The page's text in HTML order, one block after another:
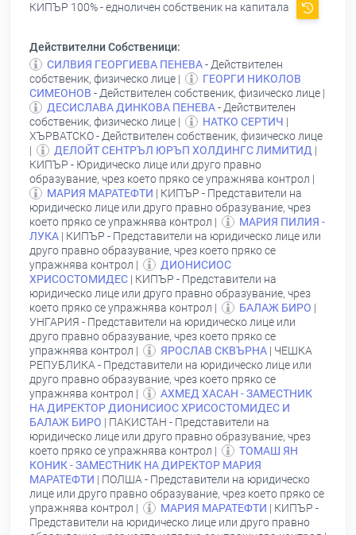
КИПЪР 100% - едноличен собственик на капитала
Действителни Собственици:
СИЛВИЯ ГЕОРГИЕВА ПЕНЕВА- Действителен
собственик, физическо лице |
ГЕОРГИ НИКОЛОВ
СИМЕОНОВ - Действителен собственик, физическо лице |
ДЕСИСЛАВА ДИНКОВА ПЕНЕВА- Действителен
собственик, физическо лице |
НАТКО СЕРТИЧ |
ХЪРВАТСКО - Действителен собственик, физическо лице
|
ДЕЛОЙТ СЕНТРЪЛ ЮРЪП ХОЛДИНГС ЛИМИТИД |
КИПЪР - Юридическо лице или друго правно
образувание, чрез което пряко се упражнява контрол |
МАРИЯ МАРАТЕФТИ | КИПЪР - Представители на
юридическо лице или друго правно образувание, чрез
което пряко се упражнява контрол |
МАРИЯ ПИЛИЯ -
ЛУКА | КИПЪР - Представители на юридическо лице или
друго правно образувание, чрез което пряко се
упражнява контрол |
ДИОНИСИОС
ХРИСОСТОМИДЕС | КИПЪР - Представители на
юридическо лице или друго правно образувание, чрез
което пряко се упражнява контрол |
БАЛАЖ БИРО |
УНГАРИЯ - Представители на юридическо лице или
друго правно образувание, чрез което пряко се
упражнява контрол |
ЯРОСЛАВ СКВЪРНА | ЧЕШКА
РЕПУБЛИКА - Представители на юридическо лице или
друго правно образувание, чрез което пряко се
упражнява контрол |
АХМЕД ХАСАН - ЗАМЕСТНИК
НА ДИРЕКТОР ДИОНИСИОС ХРИСОСТОМИДЕС И
БАЛАЖ БИРО | ПАКИСТАН - Представители на
юридическо лице или друго правно образувание, чрез
което пряко се упражнява контрол |
ТОМАШ ЯН
КОНИК - ЗАМЕСТНИК НА ДИРЕКТОР МАРИЯ
МАРАТЕФТИ | ПОЛША - Представители на юридическо
лице или друго правно образувание, чрез което пряко се
упражнява контрол |
МАРИЯ МАРАТЕФТИ | КИПЪР -
Представители на юридическо лице или друго правно